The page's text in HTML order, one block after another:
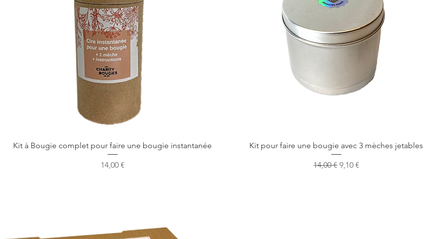
Vista rapida
Kit à Bougie complet pour faire une bougie instantanée
Prezzo
14,00 €
Vista rapida
Kit pour faire une bougie avec 3 mèches jetables
Prezzo regolare
14,00 € Prezzo scontato
9,10 €